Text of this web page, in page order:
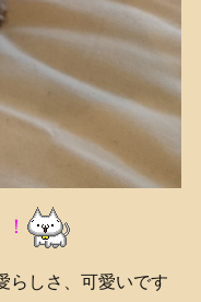
らしさ、可愛いです